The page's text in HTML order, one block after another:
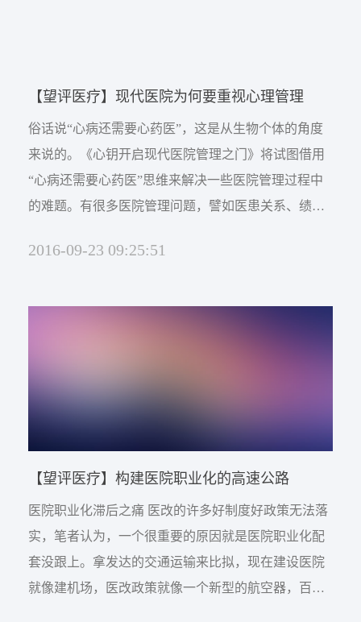
【望评医疗】现代医院为何要重视心理管理
俗话说“心病还需要心药医”，这是从生物个体的角度
来说的。《心钥开启现代医院管理之门》将试图借用
“心病还需要心药医”思维来解决一些医院管理过程中
的难题。有很多医院管理问题，譬如医患关系、绩效
医院管理者能掌握医院社会心理的钥匙，打开诸多医
于现代医院管理的重要性是不言而喻的，可以...
2016-09-23 09:25:51
【望评医疗】构建医院职业化的高速公路
医院职业化滞后之痛 医改的许多好制度好政策无法落
实，笔者认为，一个很重要的原因就是医院职业化配
套没跟上。拿发达的交通运输来比拟，现在建设医院
就像建机场，医改政策就像一个新型的航空器，百姓